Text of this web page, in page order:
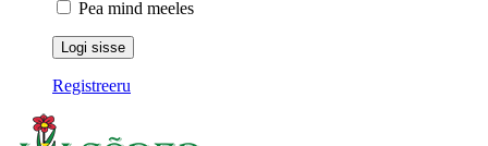
Pea mind meeles
Registreeru